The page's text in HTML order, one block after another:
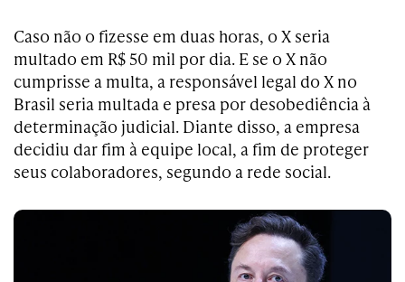
Caso não o fizesse em duas horas, o X seria
multado em R$ 50 mil por dia. E se o X não
cumprisse a multa, a responsável legal do X no
Brasil seria multada e presa por desobediência à
determinação judicial. Diante disso, a empresa
decidiu dar fim à equipe local, a fim de proteger
seus colaboradores, segundo a rede social.